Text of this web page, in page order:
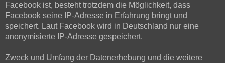
Facebook ist, besteht trotzdem die Möglichkeit, dass
Facebook seine IP-Adresse in Erfahrung bringt und
speichert. Laut Facebook wird in Deutschland nur eine
anonymisierte IP-Adresse gespeichert.
Zweck und Umfang der Datenerhebung und die weitere